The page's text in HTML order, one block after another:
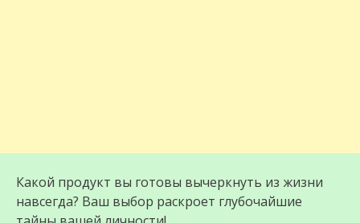
Какой продукт вы готовы вычеркнуть из жизни
навсегда? Ваш выбор раскроет глубочайшие